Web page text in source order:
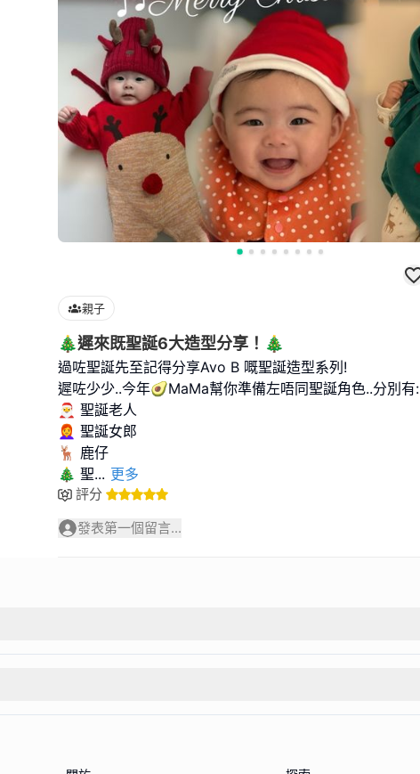
親子
🎄遲來既聖誕6大造型分享！🎄
過咗聖誕先至記得分享Avo B 嘅聖誕造型系列!
遲咗少少..今年🥑MaMa幫你準備左唔同聖誕角色..分別有:
🎅 聖誕老人
👩‍🦰 聖誕女郎
🦌 鹿仔
🎄 聖... 更多
評分
發表第一個留言...